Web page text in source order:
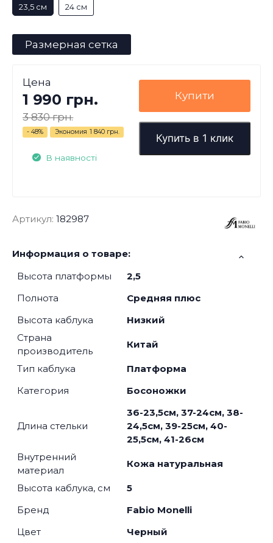
23,5 см 24 см
Размерная сетка
Цена
1 990 грн.
3 830 грн.
- 48% Экономия 1 840 грн.
В наявності
Купити
Купить в 1 клик
Артикул: 182987
Информация о товаре:
Высота платформы
2,5
Полнота
Средняя плюс
Высота каблука
Низкий
Страна
производитель
Китай
Тип каблука
Платформа
Категория
Босоножки
Длина стельки
36-23,5см, 37-24см, 38-
24,5см, 39-25см, 40-
25,5см, 41-26см
Внутренний
материал
Кожа натуральная
Высота каблука, см
5
Бренд
Fabio Monelli
Цвет
Черный